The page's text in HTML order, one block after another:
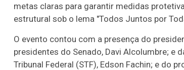
metas claras para garantir medidas
estrutural sob o lema "Todos Juntos por
O evento contou com a presença do
presidentes do Senado, Davi Alcolumbre; e
Tribunal Federal (STF), Edson Fachin; e do